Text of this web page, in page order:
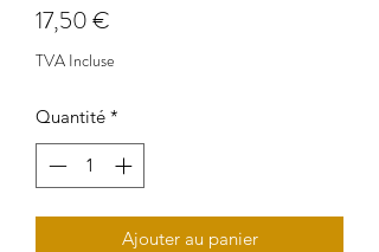
17,50 €
TVA Incluse
Quantité *
Ajouter au panier